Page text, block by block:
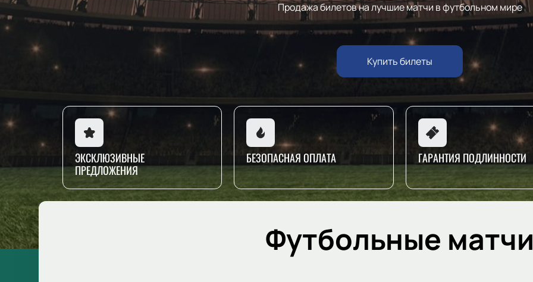
Продажа билетов на лучшие матчи в футбольном мире
Купить билеты
ЭКСКЛЮЗИВНЫЕ
ПРЕДЛОЖЕНИЯ
БЕЗОПАСНАЯ ОПЛАТА ГАРАНТИЯ ПОДЛИННОСТИ
Футбольные